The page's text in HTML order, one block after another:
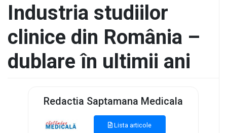
Industria studiilor
clinice din România –
dublare în ultimii ani
Redactia Saptamana Medicala
Lista articole